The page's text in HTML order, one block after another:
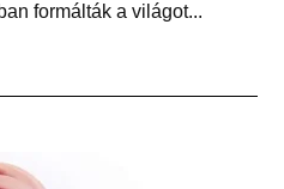
formálták a világot...